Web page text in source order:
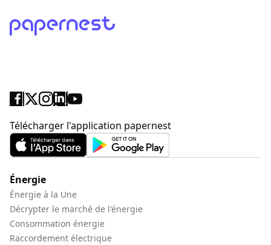
Télécharger l'application papernest
Énergie
Énergie à la Une
Décrypter le marché de l'énergie
Consommation énergie
Raccordement électrique